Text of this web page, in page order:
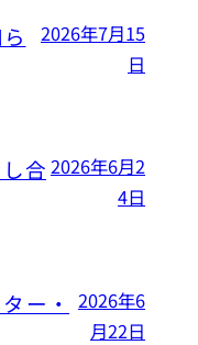
2026年7月15
日
合 2026年6月2
4日
ー・
2026年6
月22日